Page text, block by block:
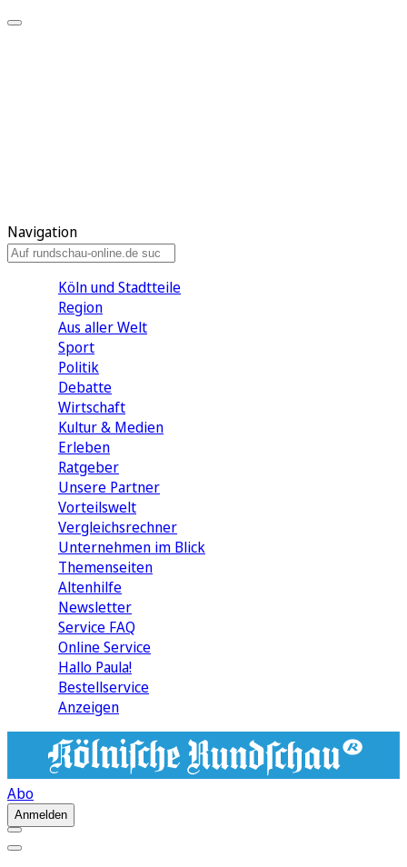
Navigation
Köln und Stadtteile
Region
Aus aller Welt
Sport
Politik
Debatte
Wirtschaft
Kultur & Medien
Erleben
Ratgeber
Unsere Partner
Vorteilswelt
Vergleichsrechner
Unternehmen im Blick
Themenseiten
Altenhilfe
Newsletter
Service FAQ
Online Service
Hallo Paula!
Bestellservice
Anzeigen
Abo
Anmelden